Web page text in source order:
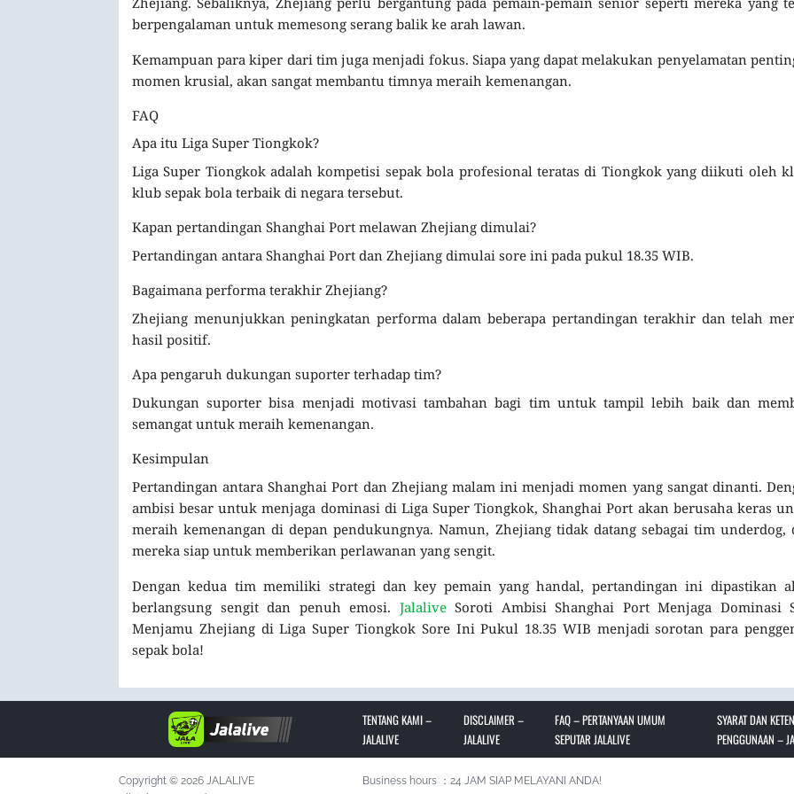
berpengalaman untuk memesong serang balik ke arah lawan.
Kemampuan para kiper dari tim juga menjadi fokus. Siapa yang dapat melakukan penyelamatan
momen krusial, akan sangat membantu timnya meraih kemenangan.
FAQ
Apa itu Liga Super Tiongkok?
Liga Super Tiongkok adalah kompetisi sepak bola profesional teratas di Tiongkok yang diikuti oleh
klub sepak bola terbaik di negara tersebut.
Kapan pertandingan Shanghai Port melawan Zhejiang dimulai?
Pertandingan antara Shanghai Port dan Zhejiang dimulai sore ini pada pukul 18.35 WIB.
Bagaimana performa terakhir Zhejiang?
Zhejiang menunjukkan peningkatan performa dalam beberapa pertandingan terakhir dan telah
hasil positif.
Apa pengaruh dukungan suporter terhadap tim?
Dukungan suporter bisa menjadi motivasi tambahan bagi tim untuk tampil lebih baik dan
semangat untuk meraih kemenangan.
Kesimpulan
Pertandingan antara Shanghai Port dan Zhejiang malam ini menjadi momen yang sangat dinanti.
ambisi besar untuk menjaga dominasi di Liga Super Tiongkok, Shanghai Port akan berusaha keras
meraih kemenangan di depan pendukungnya. Namun, Zhejiang tidak datang sebagai tim underdog,
mereka siap untuk memberikan perlawanan yang sengit.
Dengan kedua tim memiliki strategi dan key pemain yang handal, pertandingan ini dipastikan
berlangsung sengit dan penuh emosi. JalaliveSoroti Ambisi Shanghai Port Menjaga Dominasi
Menjamu Zhejiang di Liga Super Tiongkok Sore Ini Pukul 18.35 WIB menjadi sorotan para
sepak bola!
TENTANG KAMI –
JALALIVE
DISCLAIMER –
JALALIVE
FAQ – PERTANYAAN UMUM
SEPUTAR JALALIVE
SYARAT DAN
PENGGUNAAN –
Copyright © 2026 JALALIVE
Business hours ：24 JAM SIAP MELAYANI ANDA!